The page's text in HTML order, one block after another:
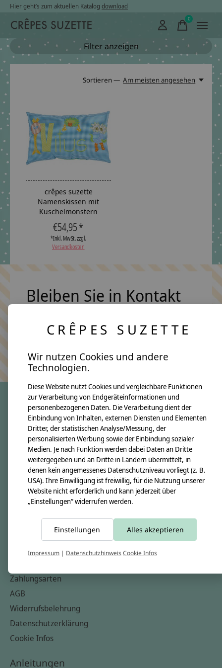
Hier geht’s zum aktuellen Katalog download
0items
Filter anzeigen
Sortieren — Am meisten angesehen
crêpes suzette
Namenskissen mit
Kuschelmonstern
€54,95 *
*Inkl. MwSt. zzgl.
Versandkosten
Bleiben Sie in Kontakt
Keine Sorge, wir übertreiben es nicht
crêpes suzette
Über uns
Unsere Creppies
Nähkästchen
Unsere Stoffe
Impressum
Informationen
Kontakt
Zahlungsarten
AGB
Widerrufsbelehrung
Datenschutzerklärung
Cookie Infos
Anleitungen
CRÊPES SUZETTE
Wir nutzen Cookies und andere
Technologien.
Diese Website nutzt Cookies und vergleichbare Funktionen
zur Verarbeitung von Endgeräteinformationen und
personenbezogenen Daten. Die Verarbeitung dient der
Einbindung von Inhalten, externen Diensten und Elementen
Dritter, der statistischen Analyse/Messung, der
personalisierten Werbung sowie der Einbindung sozialer
Medien. Je nach Funktion werden dabei Daten an Dritte
weitergegeben und an Dritte in Ländern übermittelt, in
denen kein angemessenes Datenschutzniveau vorliegt (z. B.
USA). Ihre Einwilligung ist freiwillig, für die Nutzung unserer
Website nicht erforderlich und kann jederzeit über
„Einstellungen“ widerrufen werden.
Einstellungen Alles akzeptieren
Impressum | DatenschutzhinweisCookie Infos